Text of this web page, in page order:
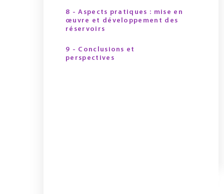
8 - Aspects pratiques : mise en
œuvre et développement des
réservoirs
9 - Conclusions et
perspectives